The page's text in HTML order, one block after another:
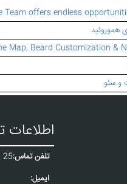
Team offers endless
هموروئید
Map, Beard Customization &
و سئو
تلفن تماس:25
ایمیل: